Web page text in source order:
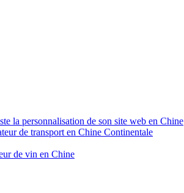
la personnalisation de son site web en Chine
de transport en Chine Continentale
de vin en Chine